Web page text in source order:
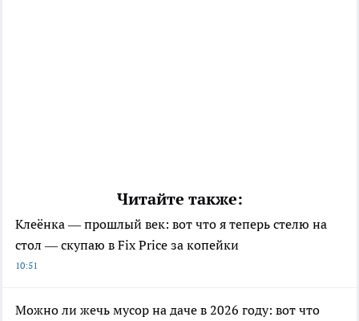
Читайте также:
Клеёнка — прошлый век: вот что я теперь стелю на
стол — скупаю в Fix Price за копейки
10:51
Можно ли жечь мусор на даче в 2026 году: вот что